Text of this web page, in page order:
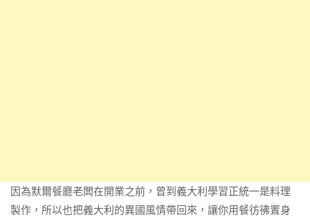
因為默爾餐廳老闆在開業之前，曾到義大利學習正統一是料理
製作，所以也把義大利的異國風情帶回來，讓你用餐彷彿置身